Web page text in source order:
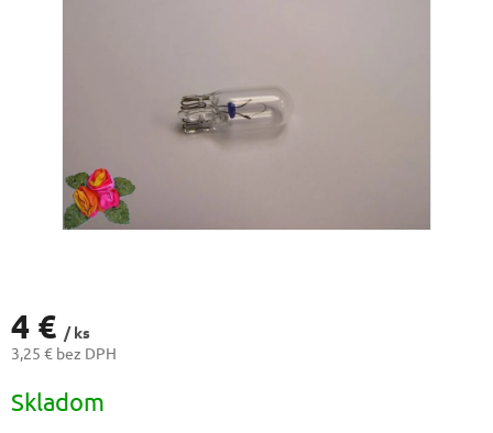
4 € / ks
3,25 € bez DPH
cena:
Skladom